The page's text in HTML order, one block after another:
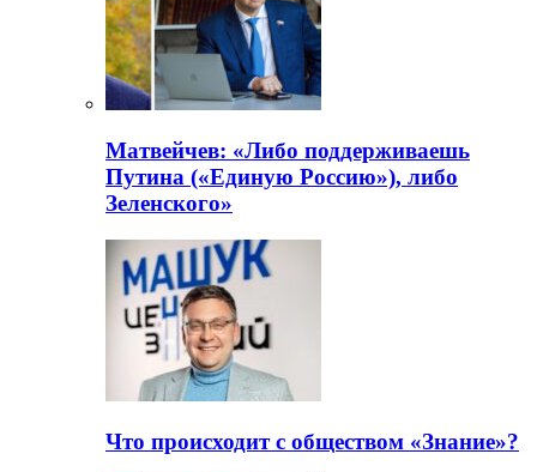
Матвейчев: «Либо поддерживаешь
Путина («Единую Россию»), либо
Зеленского»
Что происходит с обществом «Знание»?